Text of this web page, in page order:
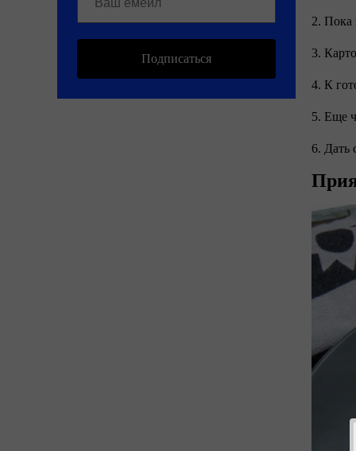
Подписаться
2. Пока
3.
4. К
5. Еще
6. Дать